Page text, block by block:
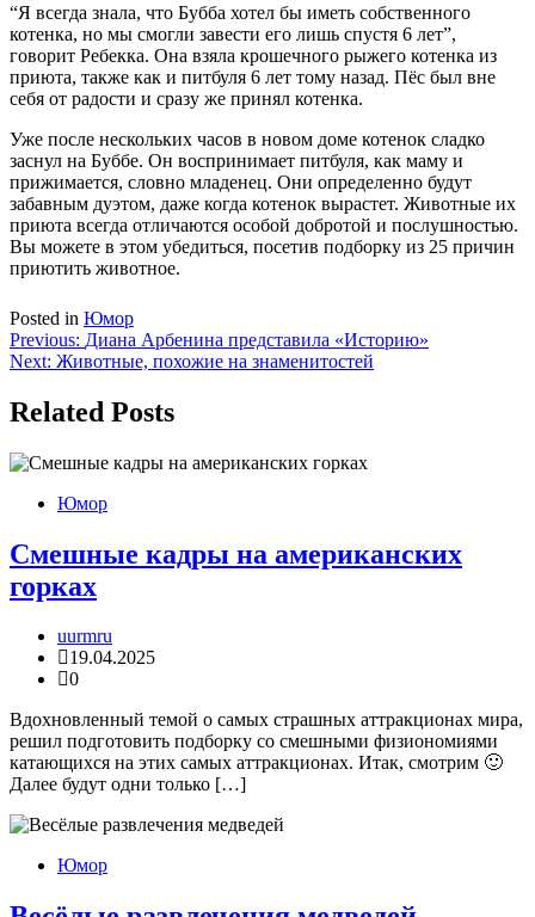
“Я всегда знала, что Бубба хотел бы иметь собственного
котенка, но мы смогли завести его лишь спустя 6 лет”,
говорит Ребекка. Она взяла крошечного рыжего котенка из
приюта, также как и питбуля 6 лет тому назад. Пёс был вне
себя от радости и сразу же принял котенка.
Уже после нескольких часов в новом доме котенок сладко
заснул на Буббе. Он воспринимает питбуля, как маму и
прижимается, словно младенец. Они определенно будут
забавным дуэтом, даже когда котенок вырастет. Животные их
приюта всегда отличаются особой добротой и послушностью.
Вы можете в этом убедиться, посетив подборку из 25 причин
приютить животное.
Posted in Юмор
Навигация
по
записям
Previous: Диана Арбенина представила «Историю»
Next: Животные, похожие на знаменитостей
Related Posts
Юмор
Смешные кадры на американских
горках
uurmru
19.04.2025
0
Вдохновленный темой о самых страшных аттракционах мира,
решил подготовить подборку со смешными физиономиями
катающихся на этих самых аттракционах. Итак, смотрим 🙂
Далее будут одни только […]
Юмор